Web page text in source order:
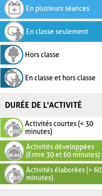
En plusieurs séances
En classe seulement
Hors classe
En classe et hors classe
DURÉE DE L'ACTIVITÉ
Activités courtes (< 30
minutes)
Activités développées
(Entre 30 et 60 minutes)
Activités élaborées (> 60
minutes)